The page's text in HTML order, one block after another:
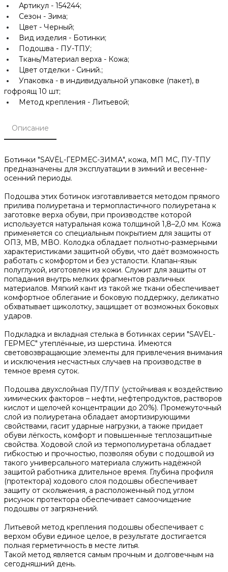
Артикул - 154244;
Сезон - Зима;
Цвет - Черный;
Вид изделия - Ботинки;
Подошва - ПУ-ТПУ;
Ткань/Материал верха - Кожа;
Цвет отделки - Синий.;
Упаковка - в индивидуальной упаковке (пакет), в
гофроящ 10 шт;
Метод крепления - Литьевой;
Описание
Ботинки "SAVЁL-ГЕРМЕС-ЗИМА", кожа, МП МС, ПУ-ТПУ
предназначены для эксплуатации в зимний и весенне-
осенний периоды.
Подошва этих ботинок изготавливается методом прямого
прилива полиуретана и термопластичного полиуретана к
заготовке верха обуви, при производстве которой
используется натуральная кожа толщиной 1,8–2,0 мм. Кожа
применяется со специальным покрытием для защиты от
ОПЗ, МВ, МВО. Колодка обладает полнотно-размерными
характеристиками защитной обуви, что даёт возможность
работать с комфортом и без усталости. Клапан-язык
полуглухой, изготовлен из кожи. Служит для защиты от
попадания внутрь мелких фрагментов различных
материалов. Мягкий кант из такой же ткани обеспечивает
комфортное облегание и боковую поддержку, деликатно
обхватывает щиколотку, защищает от возможных боковых
ударов.
Подкладка и вкладная стелька в ботинках серии "SAVЁL-
ГЕРМЕС" утеплённые, из шерстина. Имеются
световозвращающие элементы для привлечения внимания
и исключения несчастных случаев на производстве в
темное время суток.
Подошва двухслойная ПУ/ТПУ (устойчивая к воздействию
химических факторов – нефти, нефтепродуктов, растворов
кислот и щелочей концентрации до 20%). Промежуточный
слой из полиуретана обладает амортизирующими
свойствами, гасит ударные нагрузки, а также придает
обуви лёгкость, комфорт и повышенные теплозащитные
свойства. Ходовой слой из термополиуретана обладает
гибкостью и прочностью, позволяя обуви с подошвой из
такого универсального материала служить надёжной
защитой работника длительное время. Глубина профиля
(протектора) ходового слоя подошвы обеспечивает
защиту от скольжения, а расположенный под углом
рисунок протектора обеспечивает самоочищение
подошвы от загрязнений.
Литьевой метод крепления подошвы обеспечивает с
верхом обуви единое целое, в результате достигается
полная герметичность в месте литья.
Такой метод является самым прочным и долговечным на
сегодняшний день.